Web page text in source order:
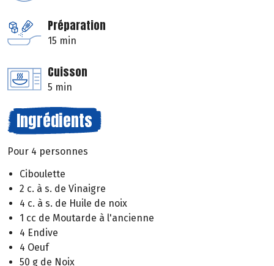
Préparation
15 min
Cuisson
5 min
Ingrédients
Pour 4 personnes
Ciboulette
2 c. à s. de Vinaigre
4 c. à s. de Huile de noix
1 cc de Moutarde à l'ancienne
4 Endive
4 Oeuf
50 g de Noix